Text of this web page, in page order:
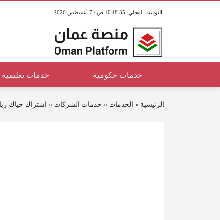
10:48:36 ص / 7 أغسطس 2026
خدمات حكومية خدمات تعليمية
الرئيسية » الخدمات » خدمات الشركات » اشتراك حياك